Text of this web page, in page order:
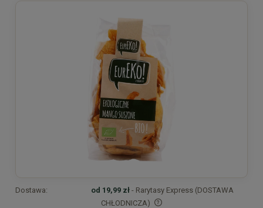
Dostawa: od 19,99 zł - Rarytasy Express (DOSTAWA
CHŁODNICZA)